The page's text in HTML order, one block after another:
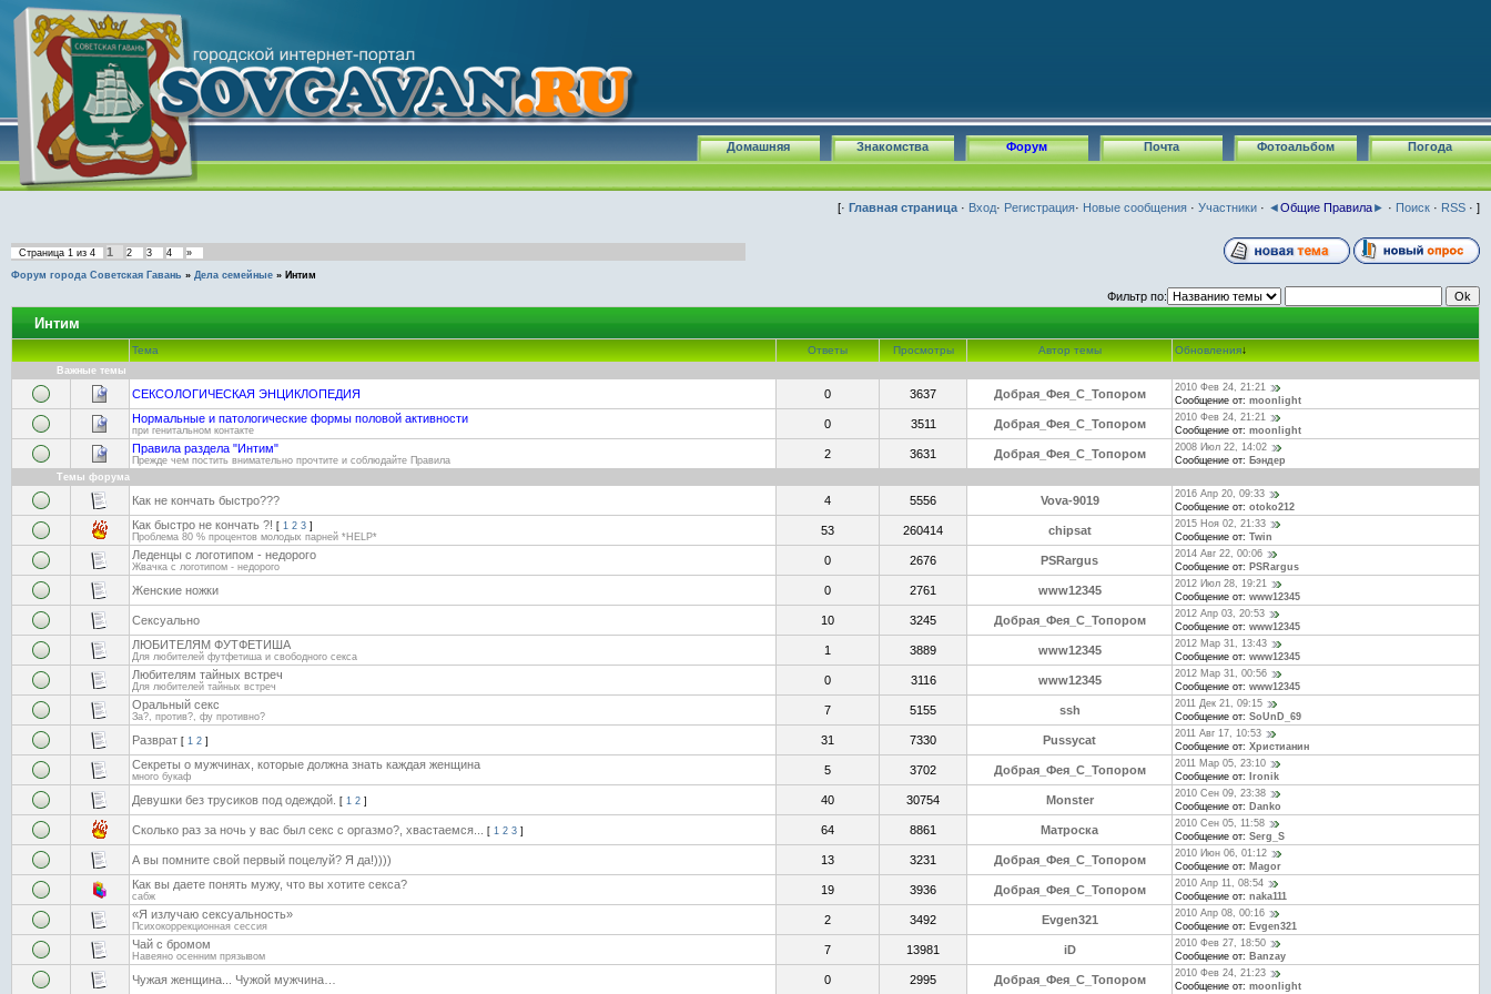
Погода
Фотоальбом
Почта
Форум
Знакомства
Домашняя
[· Главная страница · Вход· Регистрация· Новые сообщения · Участники · ◄Общие Правила► · Поиск · RSS · ]
Страница 1 из 4 1 2 3 4
»
Форум города Советская Гавань » Дела семейные » Интим
Фильтр по:
Интим
Тема Ответы Просмотры Автор темы Обновления↓
Важные темы
СЕКСОЛОГИЧЕСКАЯ ЭНЦИКЛОПЕДИЯ 0 3637 Добрая_Фея_С_Топором
2010 Фев 24, 21:21
Сообщение от: moonlight
Нормальные и патологические формы половой активности
при генитальном контакте 0 3511 Добрая_Фея_С_Топором
2010 Фев 24, 21:21
Сообщение от: moonlight
Правила раздела "Интим"
Прежде чем постить внимательно прочтите и соблюдайте Правила 2 3631 Добрая_Фея_С_Топором
2008 Июл 22, 14:02
Сообщение от: Бэндер
Темы форума
Как не кончать быстро??? 4 5556 Vova-9019
2016 Апр 20, 09:33
Сообщение от: otoko212
Как быстро не кончать ?! [ 1 2 3 ]
Проблема 80 % процентов молодых парней *HELP*
53 260414 chipsat
2015 Ноя 02, 21:33
Сообщение от: Twin
Леденцы с логотипом - недорого
Жвачка с логотипом - недорого 0 2676 PSRargus
2014 Авг 22, 00:06
Сообщение от: PSRargus
Женские ножки 0 2761 www12345
2012 Июл 28, 19:21
Сообщение от: www12345
Сексуально 10 3245 Добрая_Фея_С_Топором
2012 Апр 03, 20:53
Сообщение от: www12345
ЛЮБИТЕЛЯМ ФУТФЕТИША
Для любителей футфетиша и свободного секса 1 3889 www12345
2012 Мар 31, 13:43
Сообщение от: www12345
Любителям тайных встреч
Для любителей тайных встреч 0 3116 www12345
2012 Мар 31, 00:56
Сообщение от: www12345
Оральный секс
За?, против?, фу противно? 7 5155 ssh
2011 Дек 21, 09:15
Сообщение от: SoUnD_69
Разврат [ 1 2 ] 31 7330 Pussycat
2011 Авг 17, 10:53
Сообщение от: Христианин
Секреты о мужчинах, которые должна знать каждая женщина
много букаф 5 3702 Добрая_Фея_С_Топором
2011 Мар 05, 23:10
Сообщение от:
Ironik
Девушки без трусиков под одеждой. [ 1 2 ] 40 30754 Monster
2010 Сен 09, 23:38
Сообщение от: Danko
Сколько раз за ночь у вас был секс с оргазмо?, хвастаемся... [ 1 2 3 ] 64 8861 Матроска
2010 Сен 05, 11:58
Сообщение от: Serg_S
А вы помните свой первый поцелуй? Я да!)))) 13 3231 Добрая_Фея_С_Топором
2010 Июн 06, 01:12
Сообщение от: Magor
Как вы даете понять мужу, что вы хотите секса?
сабж 19 3936 Добрая_Фея_С_Топором
2010 Апр 11, 08:54
Сообщение от: naka111
«Я излучаю сексуальность»
Психокоррекционная сессия 2 3492 Evgen321
2010 Апр 08, 00:16
Сообщение от: Evgen321
Чай с бромом
Навеяно осенним прязывом 7 13981 iD
2010 Фев 27, 18:50
Сообщение от: Banzay
Чужая женщина... Чужой мужчина… 0 2995 Добрая_Фея_С_Топором
2010 Фев 24, 21:23
Сообщение от: moonlight